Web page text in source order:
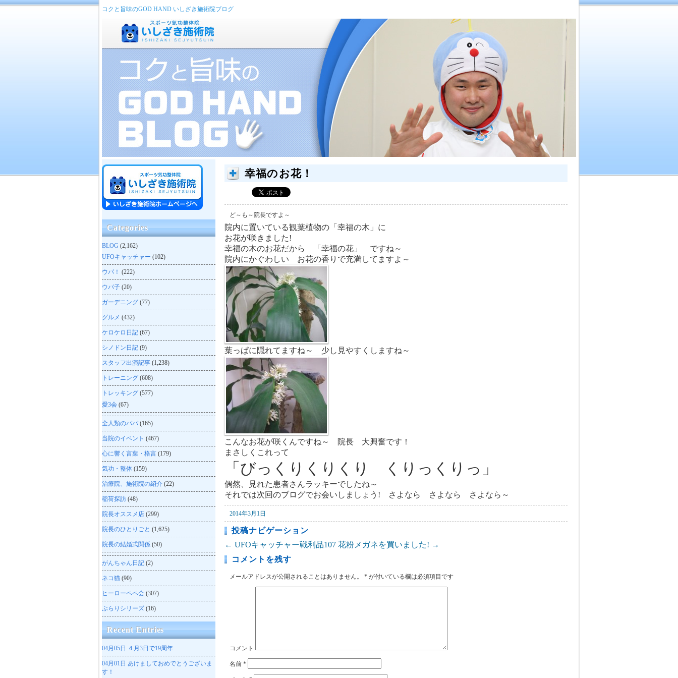
コクと旨味のGOD HAND いしざき施術院ブログ
幸福のお花！
ど～も～院長ですよ～
院内に置いている観葉植物の「幸福の木」に
お花が咲きました!
幸福の木のお花だから 「幸福の花」 ですね～
院内にかぐわしい お花の香りで充満してますよ～
葉っぱに隠れてますね～ 少し見やすくしますね～
こんなお花が咲くんですね～ 院長 大興奮です！
まさしくこれって
「びっくりくりくり くりっくりっ」
偶然、見れた患者さんラッキーでしたね～
それでは次回のブログでお会いしましょう! さよなら さよなら さよなら～
2014年3月1日
投稿ナビゲーション
← UFOキャッチャー戦利品107 花粉メガネを買いました! →
コメントを残す
メールアドレスが公開されることはありません。 * が付いている欄は必須項目です
コメント
名前 *
Categories
BLOG (2,162)
UFOキャッチャー (102)
ウパ！ (222)
ウパ子 (20)
ガーデニング (77)
グルメ (432)
ケロケロ日記 (67)
シノドン日記 (9)
スタッフ出演記事 (1,238)
トレーニング (608)
トレッキング (577)
愛3会 (67)
全人類のパパ (165)
当院のイベント (467)
心に響く言葉・格言 (179)
気功・整体 (159)
治療院、施術院の紹介 (22)
稲荷探訪 (48)
院長オススメ店 (299)
院長のひとりごと (1,625)
院長の結婚式関係 (50)
がんちゃん日記 (2)
ネコ猫 (90)
ヒーローペペ会 (307)
ぶらりシリーズ (16)
Recent Entries
04月05日 ４月3日で19周年
04月01日 あけましておめでとうございま
す！